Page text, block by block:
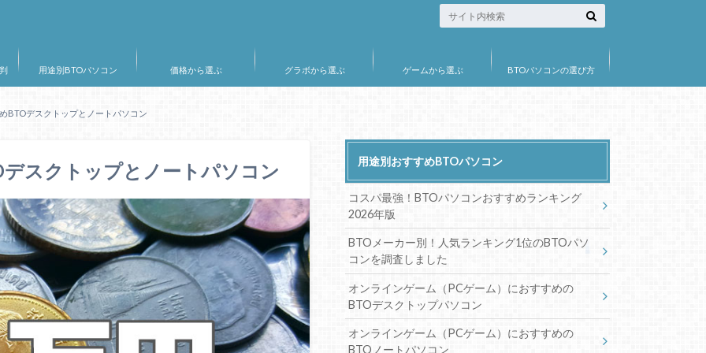
用途別BTOパソコン 価格から選ぶ グラボから選ぶ ゲームから選ぶ BTOパソコンの選び方
BTOデスクトップとノートパソコン
スクトップとノートパソコン 用途別おすすめBTOパソコン
コスパ最強！BTOパソコンおすすめランキング
2026年版
BTOメーカー別！人気ランキング1位のBTOパソ
コンを調査しました
オンラインゲーム（PCゲーム）におすすめの
BTOデスクトップパソコン
オンラインゲーム（PCゲーム）におすすめの
BTOノートパソコン